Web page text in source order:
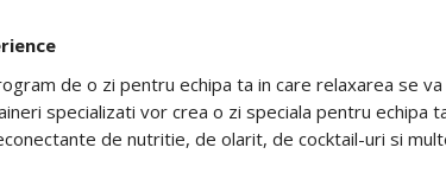
de o zi pentru echipa ta in care relaxarea se
specializati vor crea o zi speciala pentru echipa
de nutritie, de olarit, de cocktail-uri si